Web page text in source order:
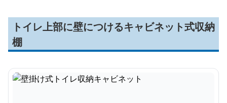
トイレ上部に壁につけるキャビネット式収納
棚